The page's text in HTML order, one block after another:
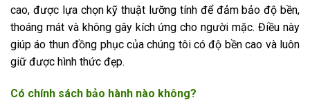
cao, được lựa chọn kỹ thuật lưỡng tính để đảm bảo độ bền,
thoáng mát và không gây kích ứng cho người mặc. Điều này
giúp áo thun đồng phục của chúng tôi có độ bền cao và luôn
giữ được hình thức đẹp.
Có chính sách bảo hành nào không?